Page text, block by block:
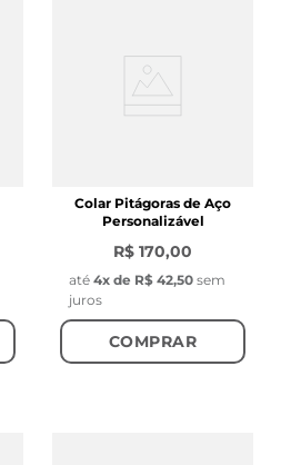
Colar Pitágoras de Aço
Personalizável
R$ 170,00
até 4x de R$ 42,50 sem
juros
COMPRAR